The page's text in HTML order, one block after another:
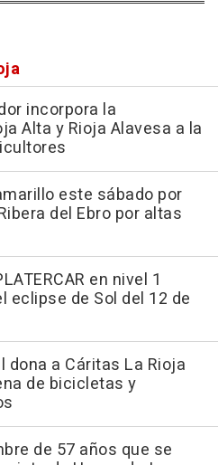
incorpora la
Alta y Rioja Alavesa a la
este sábado por
del Ebro por altas
en nivel 1
eclipse de Sol del 12 de
dona a Cáritas La Rioja
de bicicletas y
de 57 años que se